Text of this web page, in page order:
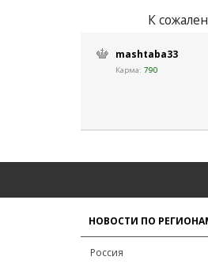
К
mashtaba33
Карма: 790
НОВОСТИ ПО
Россия